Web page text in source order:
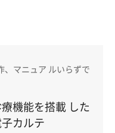
、マニュア ルいらずで
機能を搭載 した
カルテ